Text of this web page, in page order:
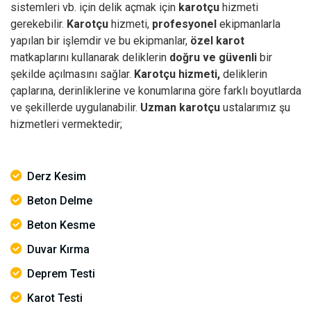
sistemleri vb. için delik açmak için karotçu hizmeti
gerekebilir. Karotçu hizmeti, profesyonel ekipmanlarla
yapılan bir işlemdir ve bu ekipmanlar, özel karot
matkaplarını kullanarak deliklerin doğru ve güvenli bir
şekilde açılmasını sağlar. Karotçu hizmeti, deliklerin
çaplarına, derinliklerine ve konumlarına göre farklı boyutlarda
ve şekillerde uygulanabilir. Uzman karotçu ustalarımız şu
hizmetleri vermektedir;
Derz Kesim
Beton Delme
Beton Kesme
Duvar Kırma
Deprem Testi
Karot Testi